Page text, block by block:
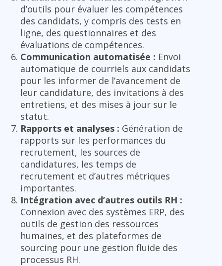
d’outils pour évaluer les compétences
des candidats, y compris des tests en
ligne, des questionnaires et des
évaluations de compétences.
Communication automatisée : Envoi
automatique de courriels aux candidats
pour les informer de l’avancement de
leur candidature, des invitations à des
entretiens, et des mises à jour sur le
statut.
Rapports et analyses : Génération de
rapports sur les performances du
recrutement, les sources de
candidatures, les temps de
recrutement et d’autres métriques
importantes.
Intégration avec d’autres outils RH :
Connexion avec des systèmes ERP, des
outils de gestion des ressources
humaines, et des plateformes de
sourcing pour une gestion fluide des
processus RH.